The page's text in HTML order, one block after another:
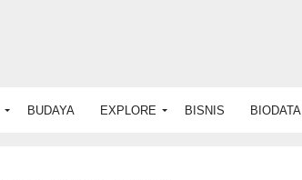
BUDAYA EXPLORE BISNIS BIODATA